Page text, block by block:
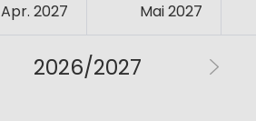
Apr. 2027 Mai 2027
2026/2027